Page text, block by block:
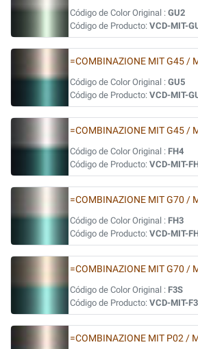
Código de Color Original : GU2
Código de Producto: VCD-MIT-
=COMBINAZIONE MIT G45 /
Código de Color Original : GU5
Código de Producto: VCD-MIT-
=COMBINAZIONE MIT G45 /
Código de Color Original : FH4
Código de Producto: VCD-MIT-
=COMBINAZIONE MIT G70 /
Código de Color Original : FH3
Código de Producto: VCD-MIT-
=COMBINAZIONE MIT G70 /
Código de Color Original : F3S
Código de Producto: VCD-MIT-
=COMBINAZIONE MIT P02 /